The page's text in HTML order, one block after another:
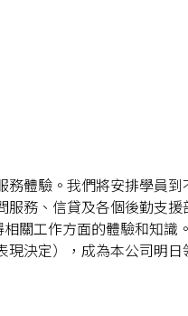
務體驗。我們將安排學員到
務、信貸及各個後勤支援
關工作方面的體驗和知識
決定），成為本公司明日